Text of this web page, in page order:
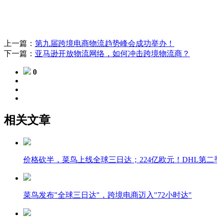
上一篇： 第九届跨境电商物流趋势峰会成功举办！
下一篇： 亚马逊开放物流网络，如何冲击跨境物流商？
0
相关文章
价格砍半，菜鸟上线全球三日达；224亿欧元！DHL第二
菜鸟发布"全球三日达"，跨境电商迈入"72小时达"